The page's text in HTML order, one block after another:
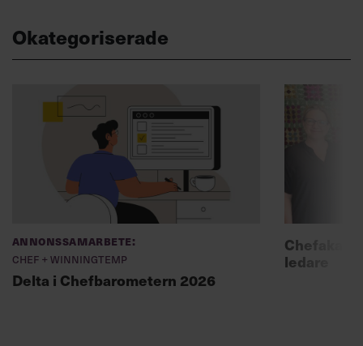
Okategoriserade
Annonssamarbete:
Chef + Winningtemp
Delta i Chefbarometern 2026
ledare